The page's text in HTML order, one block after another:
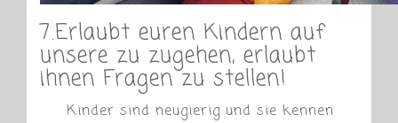
7.Erlaubt euren Kindern auf
unsere zu zugehen, erlaubt
ihnen Fragen zu stellen!
Kinder sind neugierig und sie kennen